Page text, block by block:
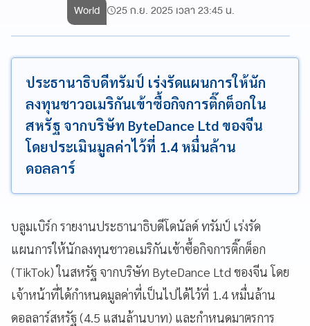
World 25 ก.ย. 2025 เวลา 23:45 น.
ประธานาธิบดีทรัมป์ เร่งรัดแผนการให้นัก
ลงทุนชาวอเมริกันเข้าซื้อกิจการติ๊กต็อกใน
สหรัฐ จากบริษัท ByteDance Ltd ของจีน
โดยประเมินมูลค่าไว้ที่ 1.4 หมื่นล้าน
ดอลลาร์
บลูมเบิร์ก รายงานประธานาธิบดีโดนัลด์ ทรัมป์ เร่งรัด
แผนการให้นักลงทุนชาวอเมริกันเข้าซื้อกิจการติ๊กต็อก
(TikTok) ในสหรัฐ จากบริษัท ByteDance Ltd ของจีน โดย
เจ้าหน้าที่ได้กำหนดมูลค่าที่เป็นไปได้ไว้ที่ 1.4 หมื่นล้าน
ดอลลาร์สหรัฐ (4.5 แสนล้านบาท) และกำหนดมาตรการ